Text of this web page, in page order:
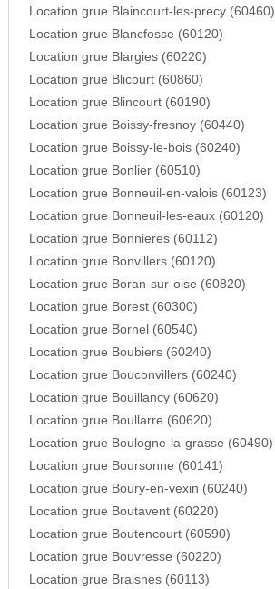
Location grue Blaincourt-les-precy (60460)
Location grue Blancfosse (60120)
Location grue Blargies (60220)
Location grue Blicourt (60860)
Location grue Blincourt (60190)
Location grue Boissy-fresnoy (60440)
Location grue Boissy-le-bois (60240)
Location grue Bonlier (60510)
Location grue Bonneuil-en-valois (60123)
Location grue Bonneuil-les-eaux (60120)
Location grue Bonnieres (60112)
Location grue Bonvillers (60120)
Location grue Boran-sur-oise (60820)
Location grue Borest (60300)
Location grue Bornel (60540)
Location grue Boubiers (60240)
Location grue Bouconvillers (60240)
Location grue Bouillancy (60620)
Location grue Boullarre (60620)
Location grue Boulogne-la-grasse (60490)
Location grue Boursonne (60141)
Location grue Boury-en-vexin (60240)
Location grue Boutavent (60220)
Location grue Boutencourt (60590)
Location grue Bouvresse (60220)
Location grue Braisnes (60113)